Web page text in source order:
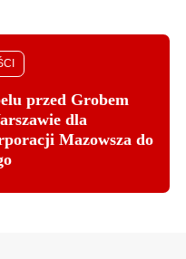
przed Grobem
dla
Mazowsza do